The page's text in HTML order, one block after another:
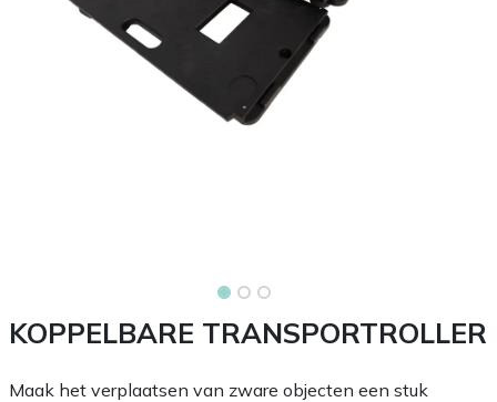
KOPPELBARE TRANSPORTROLLER
Maak het verplaatsen van zware objecten een stuk